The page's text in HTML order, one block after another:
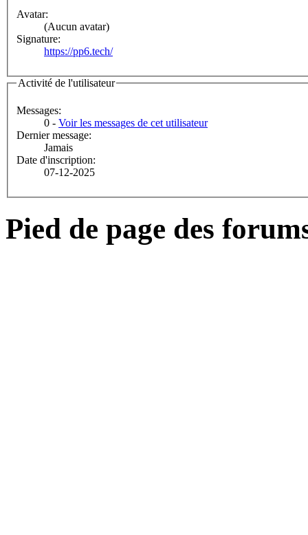
Avatar:
(Aucun avatar)
Signature:
https://pp6.tech/
Activité de l'utilisateur
Messages:
0 - Voir les messages de cet utilisateur
Dernier message:
Jamais
Date d'inscription:
07-12-2025
Pied de page des